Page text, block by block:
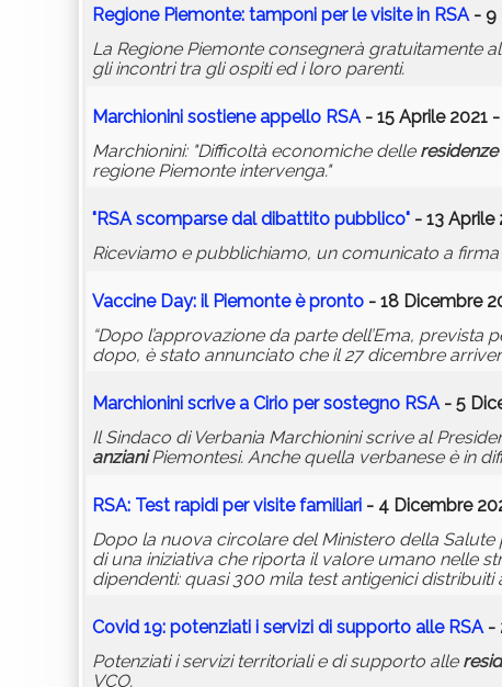
Regione Piemonte: tamponi per le visite in RSA- 9
La Regione Piemonte consegnerà gratuitamente
gli incontri tra gli ospiti ed i loro parenti.
Marchionini sostiene appello RSA- 15 Aprile 2021 -
Marchionini: "Difficoltà economiche delle residenze
regione Piemonte intervenga."
"RSA scomparse dal dibattito pubblico" - 13 Aprile
Riceviamo e pubblichiamo, un comunicato a
Vaccine Day: il Piemonte è pronto - 18 Dicembre
“Dopo l’approvazione da parte dell’Ema,
dopo, è stato annunciato che il 27 dicembre
Marchionini scrive a Cirio per sostegno RSA- 5
Il Sindaco di Verbania Marchionini scrive al
anzianiPiemontesi. Anche quella verbanese è in
RSA: Test rapidi per visite familiari - 4 Dicembre
Dopo la nuova circolare del Ministero della
di una iniziativa che riporta il valore umano nelle
dipendenti: quasi 300 mila test antigenici
Covid 19: potenziati i servizi di supporto alle RSA-
Potenziati i servizi territoriali e di supporto alle
VCO.